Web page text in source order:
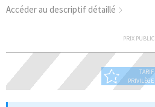
Accéder au descriptif détaillé
PRIX PUBLIC
TARIF
PRIVILÈGE